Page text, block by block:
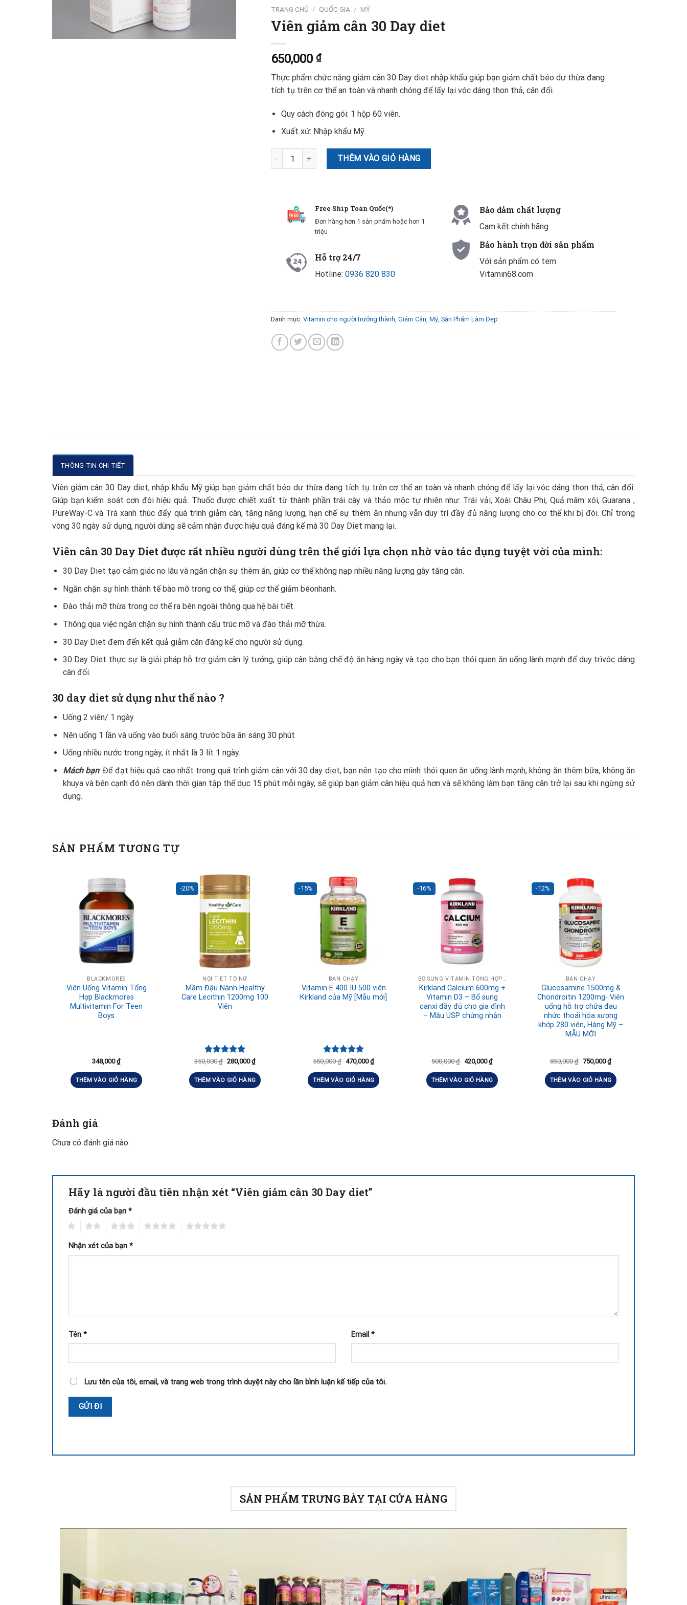
TRANG CHỦ / QUỐC GIA / MỸ
Viên giảm cân 30 Day diet
650,000 ₫
Thực phẩm chức năng giảm cân 30 Day diet nhập khẩu giúp bạn giảm chất béo dư thừa đang
tích tụ trên cơ thể an toàn và nhanh chóng để lấy lại vóc dáng thon thả, cân đối.
Quy cách đóng gói: 1 hộp 60 viên.
Xuất xứ: Nhập khẩu Mỹ.
Viên giảm cân 30 Day diet số lượng
THÊM VÀO GIỎ HÀNG
Free Ship Toàn Quốc(*)
Đơn hàng hơn 1 sản phẩm hoặc hơn 1
triệu
Hỗ trợ 24/7
Hotline: 0936 820 830
Bảo đảm chất lượng
Cam kết chính hãng
Bảo hành trọn đời sản phẩm
Với sản phẩm có tem
Vitamin68.com
Danh mục: Vitamin cho người trưởng thành Giảm Cân Mỹ, Sản Phẩm Làm Đẹp
THÔNG TIN CHI TIẾT
Viên giảm cân 30 Day diet, nhập khẩu Mỹ giúp bạn giảm chất béo dư thừa đang tích tụ trên cơ thể an toàn và nhanh chóng để lấy lại vóc dáng thon thả, cân đối.
Giúp bạn kiểm soát cơn đói hiệu quả. Thuốc được chiết xuất từ thành phần trái cây và thảo mộc tự nhiên như: Trái vải, Xoài Châu Phi, Quả mâm xôi, Guarana ,
PureWay-C và Trà xanh thúc đẩy quá trình giảm cân, tăng năng lượng, hạn chế sự thèm ăn nhưng vẫn duy trì đầy đủ năng lượng cho cơ thể khi bị đói. Chỉ trong
vòng 30 ngày sử dụng, người dùng sẽ cảm nhận được hiệu quả đáng kể mà 30 Day Diet mang lại.
Viên cân 30 Day Diet được rất nhiều người dùng trên thế giới lựa chọn nhờ vào tác dụng tuyệt vời của mình:
30 Day Diet tạo cảm giác no lâu và ngăn chặn sự thèm ăn, giúp cơ thể không nạp nhiều năng lượng gây tăng cân.
Ngăn chặn sự hình thành tế bào mỡ trong cơ thể, giúp cơ thể giảm béonhanh.
Đào thải mỡ thừa trong cơ thể ra bên ngoài thông qua hệ bài tiết.
Thông qua việc ngăn chặn sự hình thành cấu trúc mỡ và đào thải mỡ thừa.
30 Day Diet đem đến kết quả giảm cân đáng kể cho người sử dụng.
30 Day Diet thực sự là giải pháp hỗ trợ giảm cân lý tưởng, giúp cân bằng chế độ ăn hàng ngày và tạo cho bạn thói quen ăn uống lành mạnh để duy trìvóc dáng
cân đối.
30 day diet sử dụng như thế nào ?
Uống 2 viên/ 1 ngày
Nên uống 1 lần và uống vào buổi sáng trước bữa ăn sáng 30 phút
Uống nhiều nước trong ngày, ít nhất là 3 lít 1 ngày.
Mách bạn: Để đạt hiệu quả cao nhất trong quá trình giảm cân với 30 day diet, bạn nên tạo cho mình thói quen ăn uống lành mạnh, không ăn thêm bữa, không ăn
khuya và bên cạnh đó nên dành thời gian tập thể dục 15 phút mỗi ngày, sẽ giúp bạn giảm cân hiệu quả hơn và sẽ không làm bạn tăng cân trở lại sau khi ngừng sử
dụng.
SẢN PHẨM TƯƠNG TỰ
BLACKMORES
Viên Uống Vitamin Tổng
Hợp Blackmores
Multivitamin For Teen
Boys
348,000₫
THÊM VÀO GIỎ HÀNG
-20%
NỘI TIẾT TỐ NỮ
Mầm Đậu Nành Healthy
Care Lecithin 1200mg 100
Viên
Được xếp
5 sao
350,000₫ 280,000₫
THÊM VÀO GIỎ HÀNG
-15%
BÁN CHẠY
Vitamin E 400 IU 500 viên
Kirkland của Mỹ [Mẫu mới]
Được xếp
5 sao
550,000₫ 470,000₫
THÊM VÀO GIỎ HÀNG
-16%
BỔ SUNG VITAMIN TỔNG HỢP HÀNG NGÀY
Kirkland Calcium 600mg +
Vitamin D3 – Bổ sung
canxi đầy đủ cho gia đình
– Mẫu USP chứng nhận
500,000₫ 420,000₫
THÊM VÀO GIỎ HÀNG
-12%
BÁN CHẠY
Glucosamine 1500mg &
Chondroitin 1200mg- Viên
uống hỗ trợ chữa đau
nhức thoái hóa xương
khớp 280 viên, Hàng Mỹ –
MẪU MỚI
850,000₫ 750,000₫
THÊM VÀO GIỎ HÀNG
Đánh giá
Chưa có đánh giá nào.
Hãy là người đầu tiên nhận xét “Viên giảm cân 30 Day diet”
Đánh giá của bạn *
Nhận xét của bạn *
Tên * Email *
Lưu tên của tôi, email, và trang web trong trình duyệt này cho lần bình luận kế tiếp của tôi.
SẢN PHẨM TRƯNG BÀY TẠI CỬA HÀNG